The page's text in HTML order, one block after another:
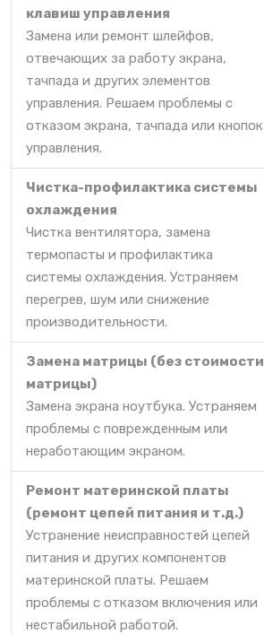
клавиш управления
Замена или ремонт шлейфов,
отвечающих за работу экрана,
тачпада и других элементов
управления. Решаем проблемы с
отказом экрана, тачпада или кнопок
управления.
Чистка-профилактика системы
охлаждения
Чистка вентилятора, замена
термопасты и профилактика
системы охлаждения. Устраняем
перегрев, шум или снижение
производительности.
Замена матрицы (без стоимости
матрицы)
Замена экрана ноутбука. Устраняем
проблемы с поврежденным или
неработающим экраном.
Ремонт материнской платы
(ремонт цепей питания и т.д.)
Устранение неисправностей цепей
питания и других компонентов
материнской платы. Решаем
проблемы с отказом включения или
нестабильной работой.